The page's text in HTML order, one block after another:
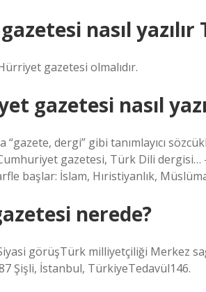
nasıl yazılır
gazetesi olmalıdır.
gazetesi nasıl
“gazete, dergi” gibi tanımlayıcı
gazetesi, Türk Dili dergisi…
başlar: İslam, Hıristiyanlık,
nerede?
görüşTürk milliyetçiliği Merkez
Şişli, İstanbul, TürkiyeTedavül146.